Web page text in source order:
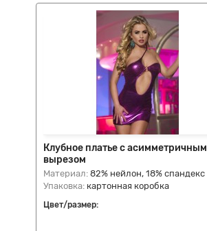
Клубное платье с асимметричным
вырезом
Материал: 82% нейлон, 18% спандекс
Упаковка: картонная коробка
Цвет/размер: